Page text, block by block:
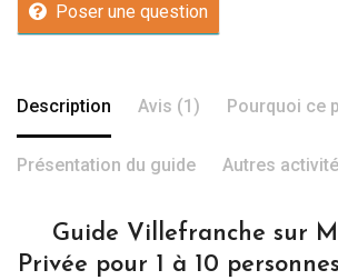
Poser une question
Description Avis (1) Pourquoi ce
Présentation du guide Autres
Guide Villefranche sur
Privée pour 1 à 10